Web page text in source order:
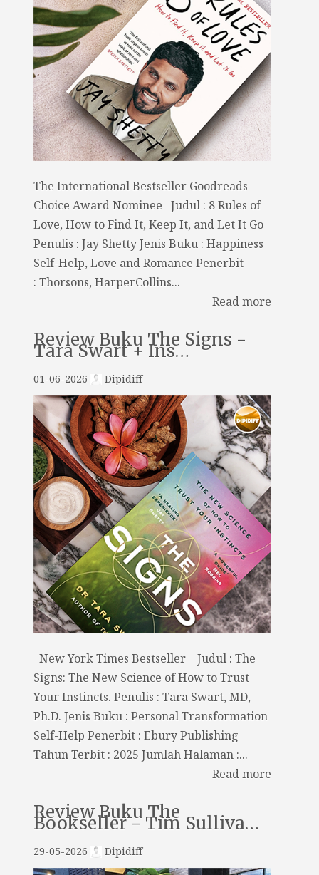
The International Bestseller Goodreads
Choice Award Nominee Judul : 8 Rules of
Love, How to Find It, Keep It, and Let It Go
Penulis : Jay Shetty Jenis Buku : Happiness
Self-Help, Love and Romance Penerbit
: Thorsons, HarperCollins...
Read more
Review Buku The Signs -
Tara Swart + Ins…
01-06-2026 Dipidiff
New York Times Bestseller Judul : The
Signs: The New Science of How to Trust
Your Instincts. Penulis : Tara Swart, MD,
Ph.D. Jenis Buku : Personal Transformation
Self-Help Penerbit : Ebury Publishing
Tahun Terbit : 2025 Jumlah Halaman :...
Read more
Review Buku The
Bookseller - Tim Sulliva…
29-05-2026 Dipidiff